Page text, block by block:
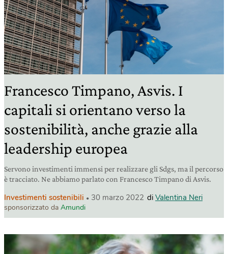
Francesco Timpano, Asvis. I
capitali si orientano verso la
sostenibilità, anche grazie alla
leadership europea
Servono investimenti immensi per realizzare gli Sdgs, ma il percorso
è tracciato. Ne abbiamo parlato con Francesco Timpano di Asvis.
Investimenti sostenibili 30 marzo 2022 di Valentina Neri
sponsorizzato da Amundi